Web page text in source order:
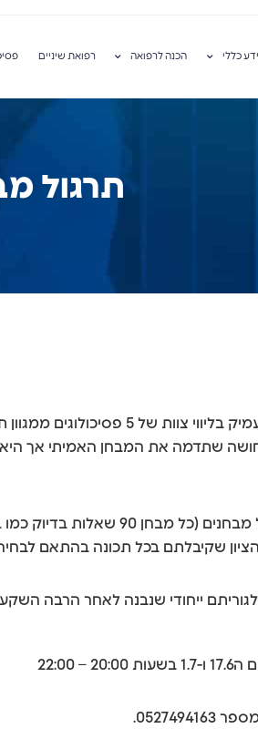
כללי הכנה לרפואה רפואת שיניים
תרגול
שתדמה את המבחן האמיתי אך היא
שקיבלתם בכל תכונה בהתאם
ייחודי שנבנה לאחר הרבה